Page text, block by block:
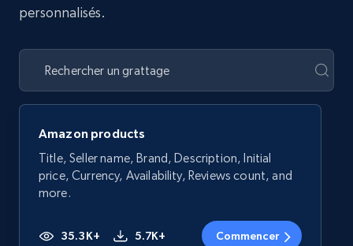
personnalisés.
Amazon products
Title, Seller name, Brand, Description, Initial
price, Currency, Availability, Reviews count, and
more.
35.3K+ 5.7K+ Commencer